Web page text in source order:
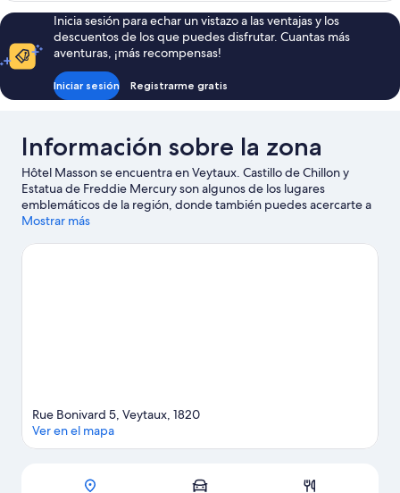
Inicia sesión para echar un vistazo a las ventajas y los
descuentos de los que puedes disfrutar. Cuantas más
aventuras, ¡más recompensas!
Iniciar sesión Registrarme gratis
Información sobre la zona
Hôtel Masson se encuentra en Veytaux. Castillo de Chillon y
Estatua de Freddie Mercury son algunos de los lugares
emblemáticos de la región, donde también puedes acercarte a
Telesilla Caux y Terminal de Ferry Vevey Marché si buscas unas
merecen la pena. Dedica algo de tiempo a descubrir cuáles son
Mostrar más
Mapa
Rue Bonivard 5, Veytaux, 1820
Ver en el mapa